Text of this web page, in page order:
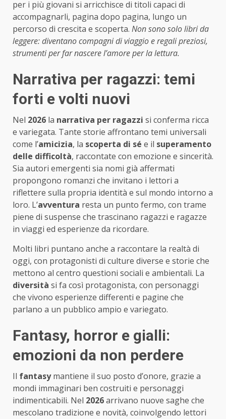
per i più giovani si arricchisce di titoli capaci di
accompagnarli, pagina dopo pagina, lungo un
percorso di crescita e scoperta. Non sono solo libri da
leggere: diventano compagni di viaggio e regali preziosi,
strumenti per far nascere l’amore per la lettura.
Narrativa per ragazzi: temi
forti e volti nuovi
Nel 2026 la narrativa per ragazzi si conferma ricca
e variegata. Tante storie affrontano temi universali
come l’amicizia, la scoperta di sé e il superamento
delle difficoltà, raccontate con emozione e sincerità.
Sia autori emergenti sia nomi già affermati
propongono romanzi che invitano i lettori a
riflettere sulla propria identità e sul mondo intorno a
loro. L’avventura resta un punto fermo, con trame
piene di suspense che trascinano ragazzi e ragazze
in viaggi ed esperienze da ricordare.
Molti libri puntano anche a raccontare la realtà di
oggi, con protagonisti di culture diverse e storie che
mettono al centro questioni sociali e ambientali. La
diversità si fa così protagonista, con personaggi
che vivono esperienze differenti e pagine che
parlano a un pubblico ampio e variegato.
Fantasy, horror e gialli:
emozioni da non perdere
Il fantasymantiene il suo posto d’onore, grazie a
mondi immaginari ben costruiti e personaggi
indimenticabili. Nel 2026arrivano nuove saghe che
mescolano tradizione e novità, coinvolgendo lettori